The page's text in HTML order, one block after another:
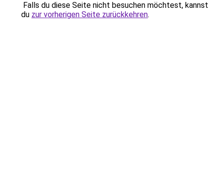
Falls du diese Seite nicht besuchen möchtest, kannst
du zur vorherigen Seite zurückkehren.